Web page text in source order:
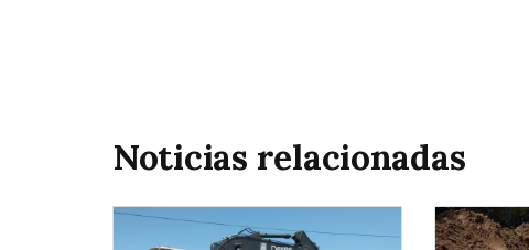
Noticias relacionadas